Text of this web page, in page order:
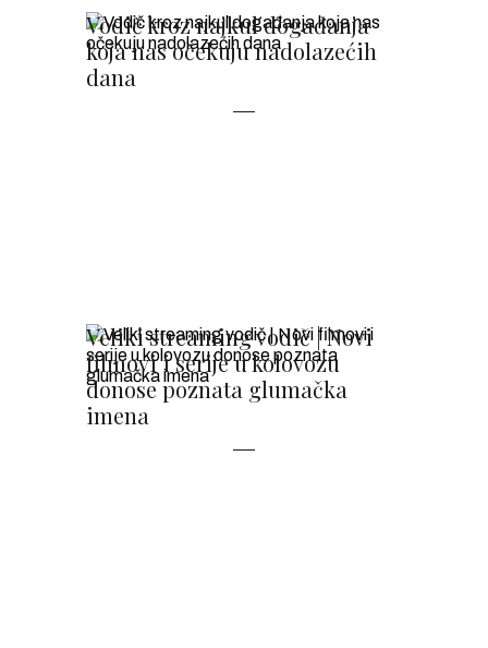
Vodič kroz najkul događanja
koja nas očekuju nadolazećih
dana
Veliki streaming vodič | Novi
filmovi i serije u kolovozu
donose poznata glumačka
imena